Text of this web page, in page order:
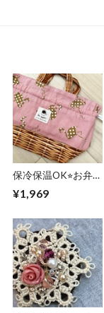
保冷保温OK⭐︎お弁
当 巾着バッグ
¥1,969